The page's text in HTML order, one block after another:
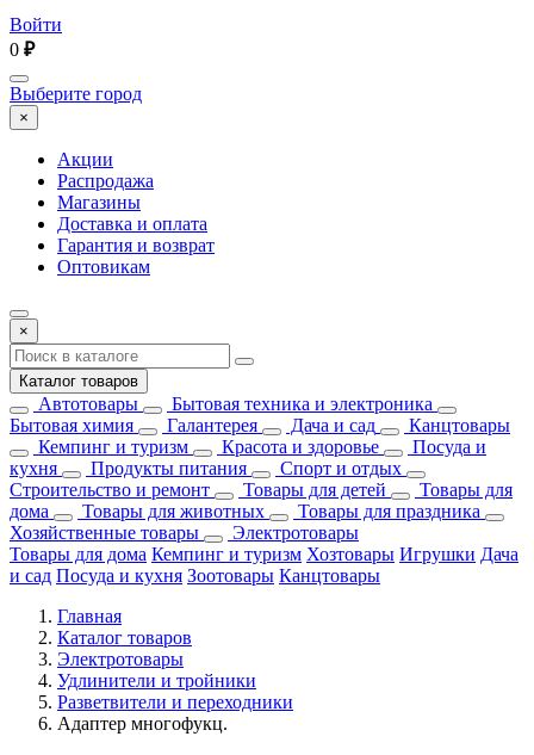
Войти
0 ₽
Выберите город
×
Акции
Распродажа
Магазины
Доставка и оплата
Гарантия и возврат
Оптовикам
×
Каталог товаров
Автотовары
Бытовая техника и электроника
Бытовая химия
Галантерея Дача и сад
Канцтовары
Кемпинг и туризм
Красота и здоровье
Посуда и
кухня
Продукты питания
Спорт и отдых
Строительство и ремонт
Товары для детей
Товары для
дома
Товары для животных
Товары для праздника
Хозяйственные товары
Электротовары
Товары для дома Кемпинг и туризм Хозтовары Игрушки Дача
и сад Посуда и кухня Зоотовары Канцтовары
Главная
Каталог товаров
Электротовары
Удлинители и тройники
Разветвители и переходники
Адаптер многофукц.